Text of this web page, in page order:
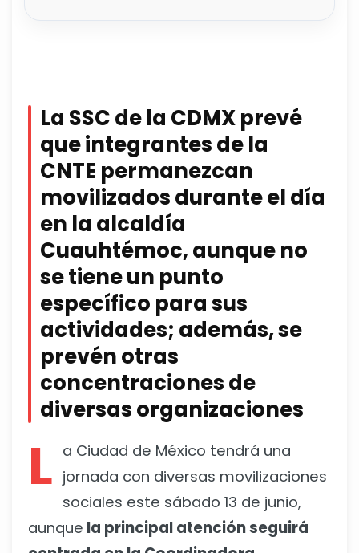
La SSC de la CDMX prevé
que integrantes de la
CNTE permanezcan
movilizados durante el día
en la alcaldía
Cuauhtémoc, aunque no
se tiene un punto
específico para sus
actividades; además, se
prevén otras
concentraciones de
diversas organizaciones
L a Ciudad de México tendrá una
jornada con diversas movilizaciones
sociales este sábado 13 de junio,
aunque la principal atención seguirá